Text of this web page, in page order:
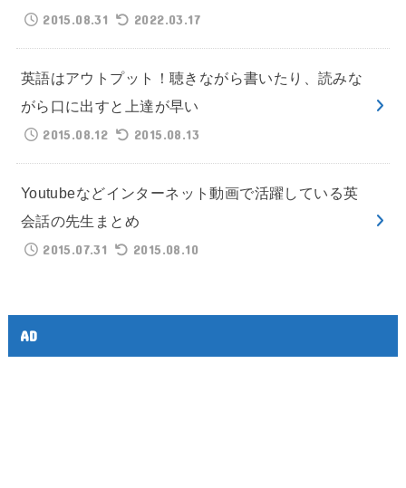
2015.08.31
2022.03.17
英語はアウトプット！聴きながら書いたり、読みな
がら口に出すと上達が早い
2015.08.12
2015.08.13
Youtubeなどインターネット動画で活躍している英
会話の先生まとめ
2015.07.31
2015.08.10
AD